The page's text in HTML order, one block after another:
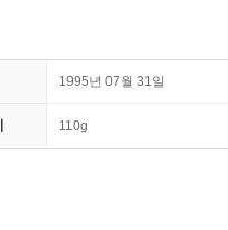
1995년 07월 31일
110g